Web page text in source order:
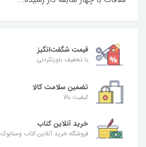
قیمت شگفت‌انگیز
با تخفیف باورنکردنی
تضمین سلامت کالا
کیفیت بالا
خرید آنلاین کتاب
فروشگاه خرید آنلاین کتاب وستابوک